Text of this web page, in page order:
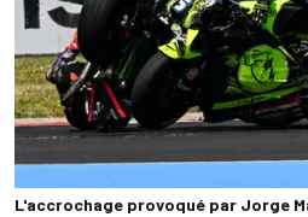
L'accrochage provoqué par Jorge